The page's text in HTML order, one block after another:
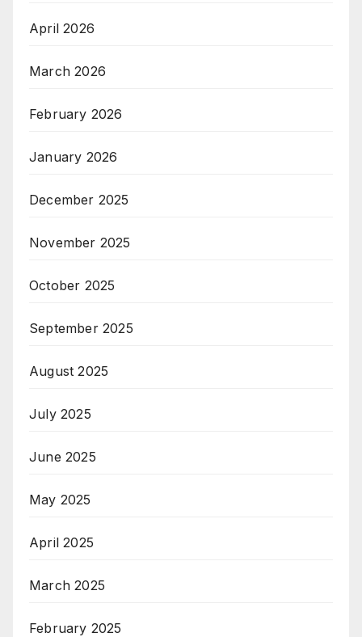
April 2026
March 2026
February 2026
January 2026
December 2025
November 2025
October 2025
September 2025
August 2025
July 2025
June 2025
May 2025
April 2025
March 2025
February 2025